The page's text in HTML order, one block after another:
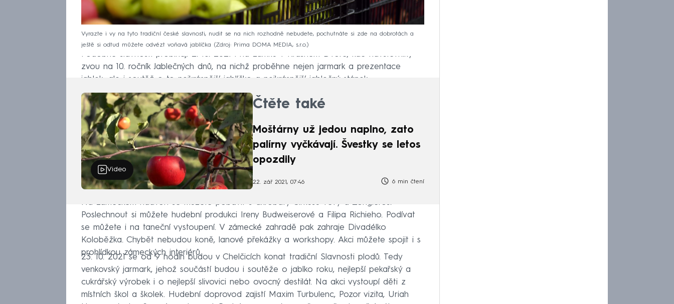
Vyrazte i vy na tyto tradiční české slavnosti, nudit se na nich rozhodně nebudete, pochutnáte si zde na dobrotách a
ještě si odtud můžete odvézt voňavá jablíčka
Zdroj: Prima DOMA MEDIA, s.r.o.
Podobné slavnosti probíhají 2. 10. 2021 i na zámku v Krásném Dvoře, kde návštěvníky
zvou na 10. ročník Jablečných dnů, na nichž proběhne nejen jarmark a prezentace
jablek, ale i soutěž o to nejkrásnější jablíčko a nejkrásnější jablečný stánek.
Video
Čtěte také
Moštárny už jedou naplno, zato
palírny vyčkávají. Švestky se letos
opozdily
22. zář 2021, 07:46 6 min čtení
Na zámeckém nádvoří se můžete pobavit s akrobaty Cirkusu TeTy a Žongléros.
Poslechnout si můžete hudební produkci Ireny Budweiserové a Filipa Richieho. Podívat
se můžete i na taneční vystoupení. V zámecké zahradě pak zahraje Divadélko
Koloběžka. Chybět nebudou koně, lanové překážky a workshopy. Akci můžete spojit i s
prohlídkou zámeckých interiérů.
23. 10. 2021 se od 9 hodin budou v Chelčicích konat tradiční Slavnosti plodů. Tedy
venkovský jarmark, jehož součástí budou i soutěže o jablko roku, nejlepší pekařský a
cukrářský výrobek i o nejlepší slivovici nebo ovocný destilát. Na akci vystoupí děti z
místních škol a školek. Hudební doprovod zajistí Maxim Turbulenc, Pozor vizita, Uriah